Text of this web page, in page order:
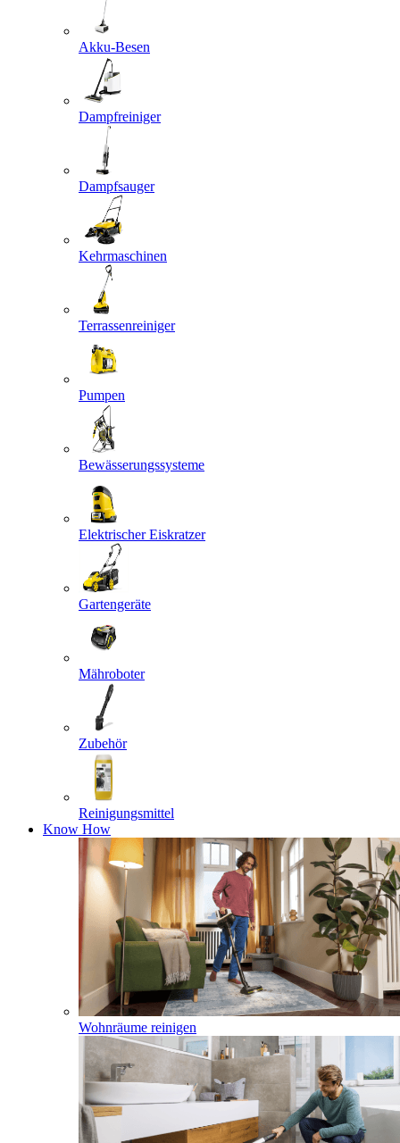
Akku-Besen
Dampfreiniger
Dampfsauger
Kehrmaschinen
Terrassenreiniger
Pumpen
Bewässerungssysteme
Elektrischer Eiskratzer
Gartengeräte
Mähroboter
Zubehör
Reinigungsmittel
Know How
Wohnräume reinigen